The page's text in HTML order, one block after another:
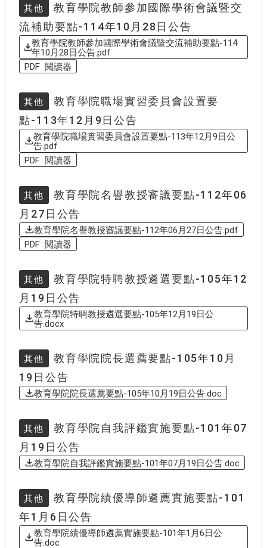
其他
教育學院教師參加國際學術會議暨交
流補助要點-114年10月28日公告
教育學院教師參加國際學術會議暨交流補助要點-114
年10月28日公告.pdf
PDF 閱讀器
其他
教育學院職場實習委員會設置要
點-113年12月9日公告
教育學院職場實習委員會設置要點-113年12月9日公
告.pdf
PDF 閱讀器
其他
教育學院名譽教授審議要點-112年06
月27日公告
教育學院名譽教授審議要點-112年06月27日公告.pdf
PDF 閱讀器
其他
教育學院特聘教授遴選要點-105年12
月19日公告
教育學院特聘教授遴選要點-105年12月19日公
告.docx
其他
教育學院院長選薦要點-105年10月
19日公告
教育學院院長選薦要點-105年10月19日公告.doc
其他
教育學院自我評鑑實施要點-101年07
月19日公告
教育學院自我評鑑實施要點-101年07月19日公告.doc
其他
教育學院績優導師遴薦實施要點-101
年1月6日公告
教育學院績優導師遴薦實施要點-101年1月6日公
告.doc